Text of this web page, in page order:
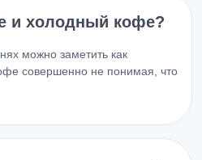
и холодный кофе?
можно заметить как
совершенно не понимая, что